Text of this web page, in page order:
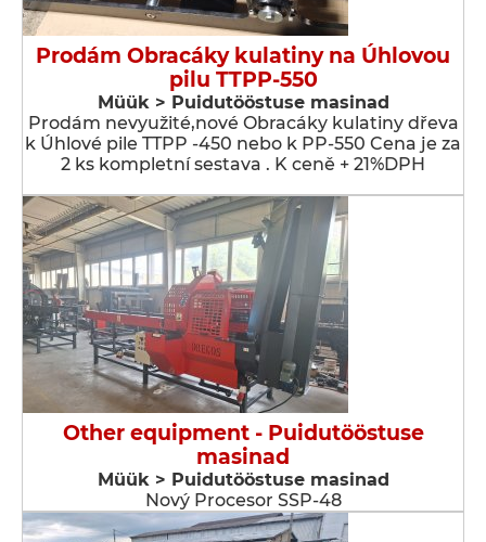
Prodám Obracáky kulatiny na Úhlovou
pilu TTPP-550
Müük > Puidutööstuse masinad
Prodám nevyužité,nové Obracáky kulatiny dřeva
k Úhlové pile TTPP -450 nebo k PP-550 Cena je za
2 ks kompletní sestava . K ceně + 21%DPH
Other equipment - Puidutööstuse
masinad
Müük > Puidutööstuse masinad
Nový Procesor SSP-48